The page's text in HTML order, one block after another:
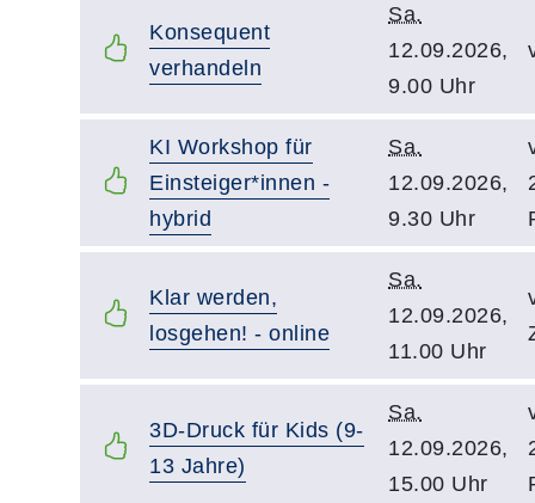
Konsequent
verhandeln
Sa.
12.09.2026,
9.00 Uhr
KI Workshop für
Einsteiger*innen -
hybrid
Sa.
12.09.2026,
9.30 Uhr
Klar werden,
losgehen! - online
Sa.
12.09.2026,
11.00 Uhr
3D-Druck für Kids (9-
13 Jahre)
Sa.
12.09.2026,
15.00 Uhr